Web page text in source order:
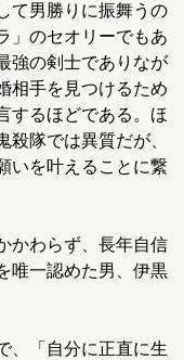
て男勝りに振舞うの
」のセオリーでもあ
強の剣士でありなが
相手を見つけるため
するほどである。ほ
殺隊では異質だが、
いを叶えることに繋
かわらず、長年自信
唯一認めた男、伊黒
、「自分に正直に生